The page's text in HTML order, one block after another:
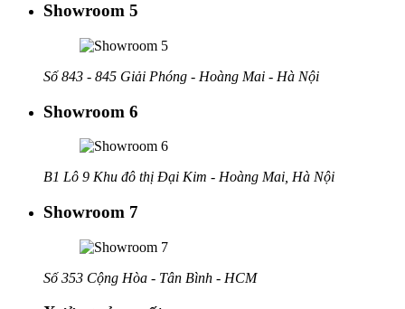
Showroom 5
Số 843 - 845 Giải Phóng - Hoàng Mai - Hà Nội
Showroom 6
B1 Lô 9 Khu đô thị Đại Kim - Hoàng Mai, Hà Nội
Showroom 7
Số 353 Cộng Hòa - Tân Bình - HCM